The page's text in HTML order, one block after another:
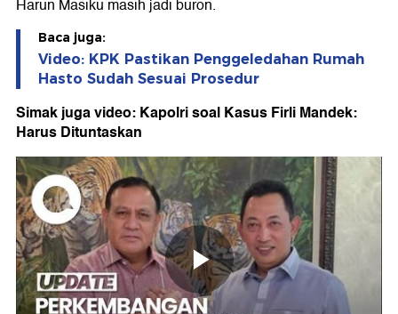
Harun Masiku masih jadi buron.
Baca juga:
Video: KPK Pastikan Penggeledahan Rumah
Hasto Sudah Sesuai Prosedur
Simak juga video: Kapolri soal Kasus Firli Mandek:
Harus Dituntaskan